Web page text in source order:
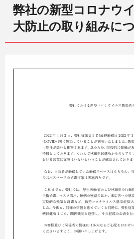
弊社の新型コロナウ
大防止の取り組みに